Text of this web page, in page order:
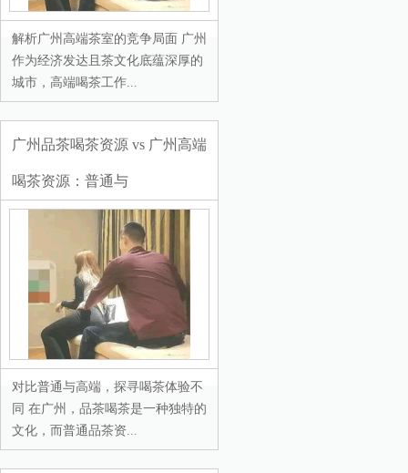
解析广州高端茶室的竞争局面 广州
作为经济发达且茶文化底蕴深厚的
城市，高端喝茶工作...
广州品茶喝茶资源 vs 广州高端
喝茶资源：普通与
对比普通与高端，探寻喝茶体验不
同 在广州，品茶喝茶是一种独特的
文化，而普通品茶资...